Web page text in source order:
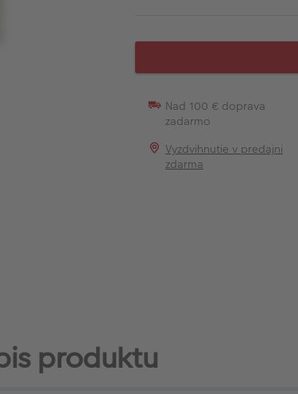
Nad 100 € doprava
zadarmo
Vyzdvihnutie v predajni
zdarma
produktu